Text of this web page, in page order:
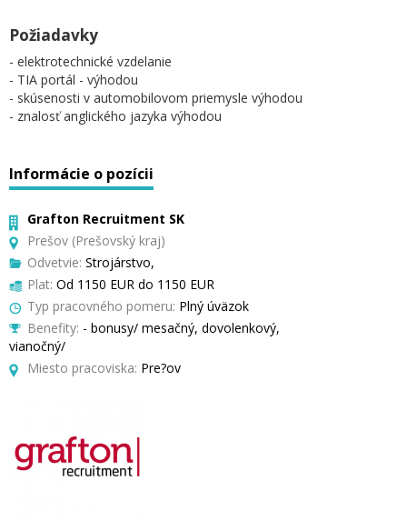
Požiadavky
- elektrotechnické vzdelanie
- TIA portál - výhodou
- skúsenosti v automobilovom priemysle výhodou
- znalosť anglického jazyka výhodou
Informácie o pozícii
Grafton Recruitment SK
Prešov (Prešovský kraj)
Odvetvie: Strojárstvo,
Plat: Od 1150 EUR do 1150 EUR
Typ pracovného pomeru: Plný úväzok
Benefity: - bonusy/ mesačný, dovolenkový,
vianočný/
Miesto pracoviska: Pre?ov